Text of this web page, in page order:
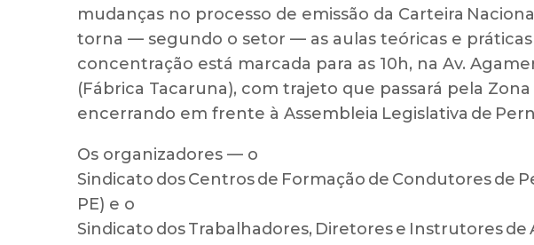
mudanças no processo de emissão da Carteira
torna — segundo o setor — as aulas teóricas e práticas
concentração está marcada para as 10h, na Av.
(Fábrica Tacaruna), com trajeto que passará pela
encerrando em frente à Assembleia Legislativa de
Os organizadores — o
Sindicato dos Centros de Formação de Condutores de
PE) e o
Sindicato dos Trabalhadores, Diretores e Instrutores